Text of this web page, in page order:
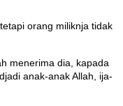
orang miliknja tidak
menerima dia, kapada
anak-anak Allah, ija-